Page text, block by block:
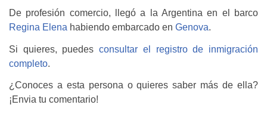
De profesión comercio, llegó a la Argentina en el barco
Regina Elena habiendo embarcado en Genova.
Si quieres, puedesconsultar el registro de inmigración
completo.
¿Conoces a esta persona o quieres saber más de ella?
¡Envia tu comentario!